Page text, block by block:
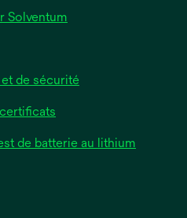
Solventum
de sécurité
de batterie au lithium